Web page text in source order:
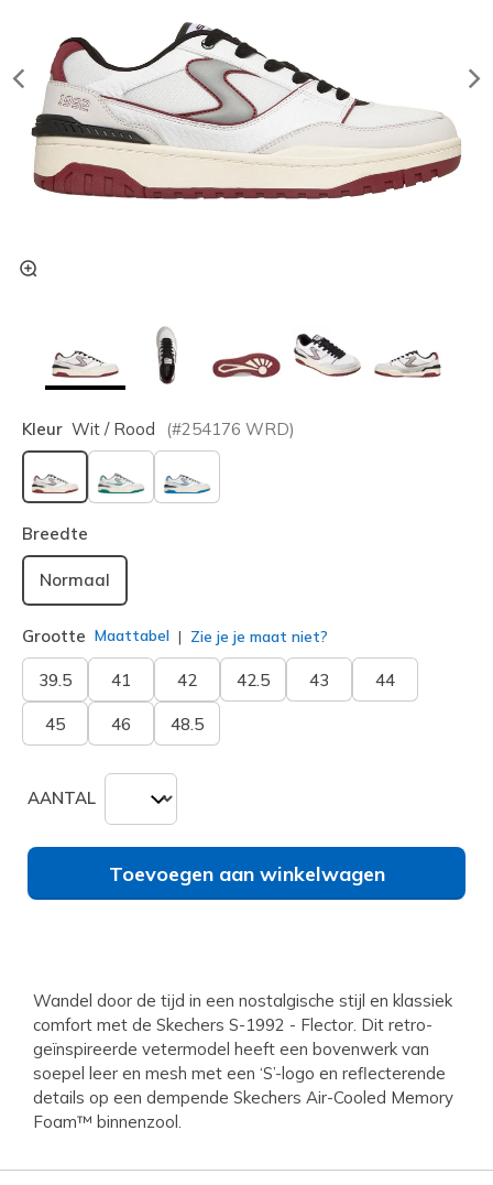
Kleur Wit / Rood (#254176 WRD)
geselecteerd
Breedte
Normaal
Grootte Maattabel Zie je je maat niet?
39.5 41 42 42.5 43 44
45 46 48.5
AANTAL
Toevoegen aan winkelwagen
Wandel door de tijd in een nostalgische stijl en klassiek
comfort met de Skechers S-1992 - Flector. Dit retro-
geïnspireerde vetermodel heeft een bovenwerk van
soepel leer en mesh met een ‘S’-logo en reflecterende
details op een dempende Skechers Air-Cooled Memory
Foam™ binnenzool.